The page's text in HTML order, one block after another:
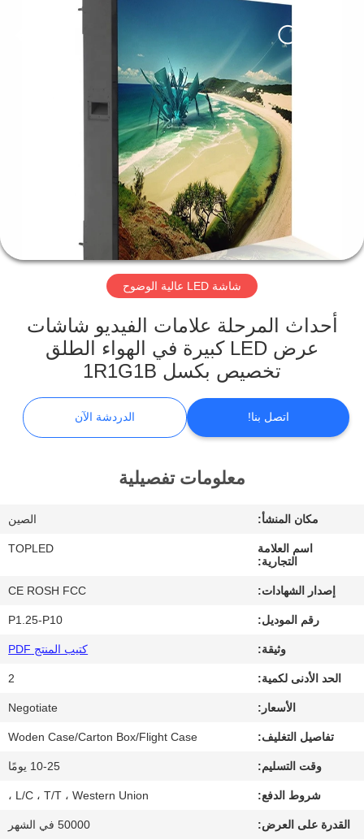
فيديو
الواقع
الافتراضي
معلومات
عنا
المعمل
مراقبة
الجودة
اتصل
حالات
شاشة LED عالية الوضوح
أحداث المرحلة علامات الفيديو شاشات
عرض LED كبيرة في الهواء الطلق
تخصيص بكسل 1R1G1B
اتصل بنا! الدردشة الآن
معلومات تفصيلية
مكان المنشأ: الصين
اسم العلامة
التجارية:
TOPLED
إصدار الشهادات: CE ROSH FCC
رقم الموديل: P1.25-P10
وثيقة: كتيب المنتج PDF
الحد الأدنى لكمية: 2
الأسعار: Negotiate
تفاصيل التغليف: Woden Case/Carton Box/Flight Case
وقت التسليم: 10-25 يومًا
شروط الدفع: L/C ، T/T ، Western Union ،
القدرة على العرض: 50000 في الشهر